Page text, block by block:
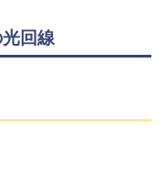
回線